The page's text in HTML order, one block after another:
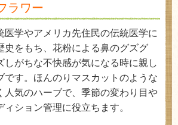
ラワー
医学やアメリカ先住民の伝統医学に
史をもち、花粉による鼻のグズグ
しがちな不快感が気になる時に親し
です。ほんのりマスカットのような
人気のハーブで、季節の変わり目や
ション管理に役立ちます。